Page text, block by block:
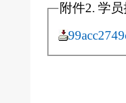
附件2. 学